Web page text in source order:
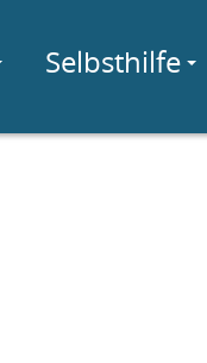
Selbsthilfe